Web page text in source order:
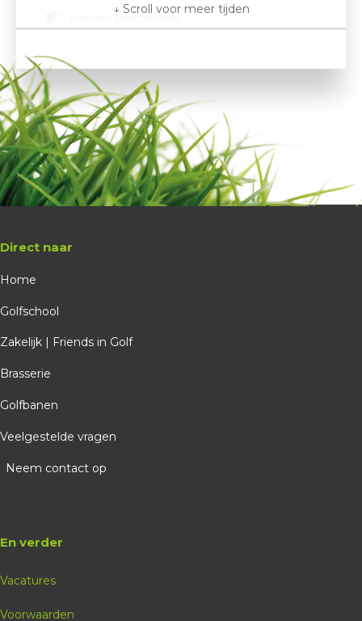
0 plekken beschikbaar
Golfschool
Sander Sterken
Probeer Golfdag
Vol geboekt
Probeer Golfdag
Direct naar
Home
Golfschool
Zakelijk | Friends in Golf
Brasserie
Golfbanen
Veelgestelde vragen
Neem contact op
En verder
Vacatures
Voorwaarden